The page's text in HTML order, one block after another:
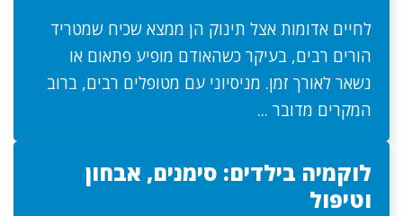
לחיים אדומות אצל תינוק הן ממצא שכיח שמטריד
הורים רבים, בעיקר כשהאודם מופיע פתאום או
נשאר לאורך זמן. מניסיוני עם מטופלים רבים, ברוב
המקרים מדובר ...
לוקמיה בילדים: סימנים, אבחון
וטיפול